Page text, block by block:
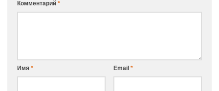
Комментарий *
Имя * Email *